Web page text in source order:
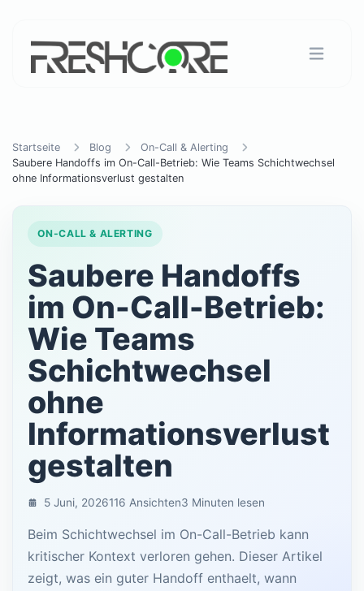
Startseite Blog
On-Call & Alerting
Saubere Handoffs im On-Call-Betrieb: Wie Teams Schichtwechsel
ohne Informationsverlust gestalten
ON-CALL & ALERTING
Saubere Handoffs
im On-Call-Betrieb:
Wie Teams
Schichtwechsel
ohne
Informationsverlust
gestalten
5 Juni, 2026116 Ansichten3 Minuten lesen
Beim Schichtwechsel im On-Call-Betrieb kann
kritischer Kontext verloren gehen. Dieser Artikel
zeigt, was ein guter Handoff enthaelt, wann